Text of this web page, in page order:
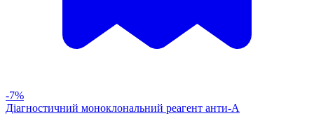
-7%
Діагностичний моноклональний реагент анти-А